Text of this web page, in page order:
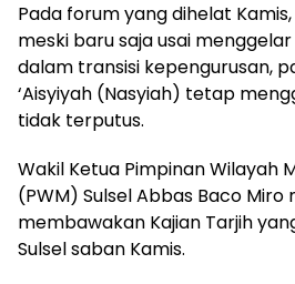
Pada forum yang dihelat Kamis,
meski baru saja usai
dalam transisi kepengurusan,
‘Aisyiyah (Nasyiah) tetap
tidak terputus.
Wakil Ketua Pimpinan Wilayah
(PWM) Sulsel Abbas Baco
membawakan Kajian Tarjih
Sulsel saban Kamis.